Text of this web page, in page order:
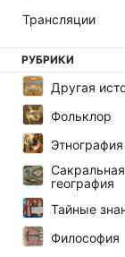
Трансляции
РУБРИКИ
Другая
Фольклор
Этнография
Сакральная
география
Тайные
Философия